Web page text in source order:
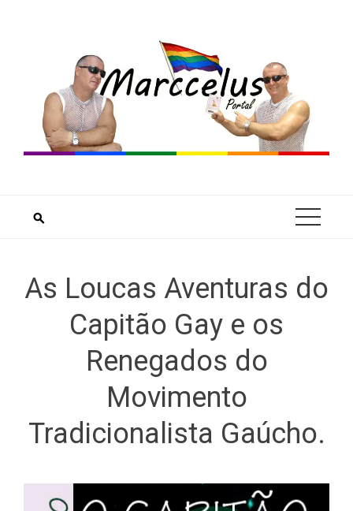
As Loucas Aventuras do
Capitão Gay e os
Renegados do
Movimento
Tradicionalista Gaúcho.